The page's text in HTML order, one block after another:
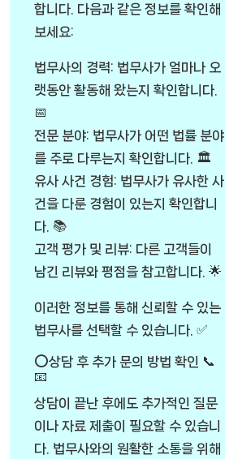
합니다. 다음과 같은 정보를 확인해
보세요:
법무사의 경력: 법무사가 얼마나 오
랫동안 활동해 왔는지 확인합니다.
📅
전문 분야: 법무사가 어떤 법률 분야
를 주로 다루는지 확인합니다. 🏛️
유사 사건 경험: 법무사가 유사한 사
건을 다룬 경험이 있는지 확인합니
다. 📚
고객 평가 및 리뷰: 다른 고객들이
남긴 리뷰와 평점을 참고합니다. 🌟
이러한 정보를 통해 신뢰할 수 있는
법무사를 선택할 수 있습니다. ✅
⭕상담 후 추가 문의 방법 확인 📞
📧
상담이 끝난 후에도 추가적인 질문
이나 자료 제출이 필요할 수 있습니
다. 법무사와의 원활한 소통을 위해